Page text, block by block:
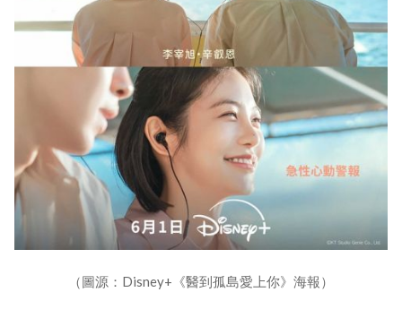
（圖源：Disney+《醫到孤島愛上你》海報）